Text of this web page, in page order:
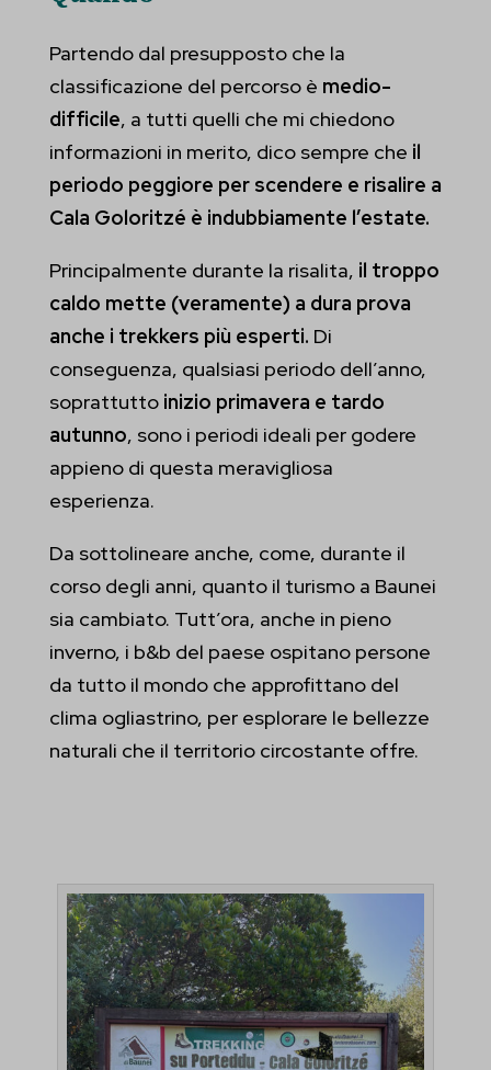
Partendo dal presupposto che la
classificazione del percorso è medio-
difficile, a tutti quelli che mi chiedono
informazioni in merito, dico sempre che il
periodo peggiore per scendere e risalire a
Cala Goloritzé è indubbiamente l’estate.
Principalmente durante la risalita, il troppo
caldo mette (veramente) a dura prova
anche i trekkers più esperti. Di
conseguenza, qualsiasi periodo dell’anno,
soprattutto inizio primavera e tardo
autunno, sono i periodi ideali per godere
appieno di questa meravigliosa
esperienza.
Da sottolineare anche, come, durante il
corso degli anni, quanto il turismo a Baunei
sia cambiato. Tutt’ora, anche in pieno
inverno, i b&b del paese ospitano persone
da tutto il mondo che approfittano del
clima ogliastrino, per esplorare le bellezze
naturali che il territorio circostante offre.